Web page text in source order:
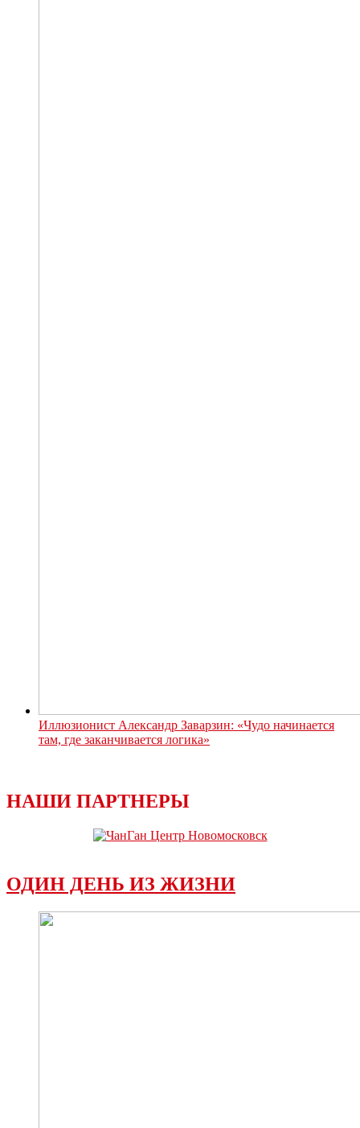
Иллюзионист Александр Заварзин: «Чудо начинается
там, где заканчивается логика»
НАШИ ПАРТНЕРЫ
ОДИН ДЕНЬ ИЗ ЖИЗНИ